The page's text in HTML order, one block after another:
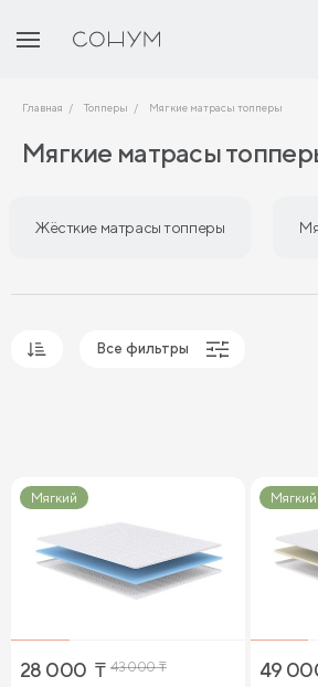
Главная Топперы Мягкие матрасы топперы
Мягкие матрасы
Жёсткие матрасы топперы
Все фильтры
Мягкий
28 000 ₸ 43 000₸
Мягкий
49